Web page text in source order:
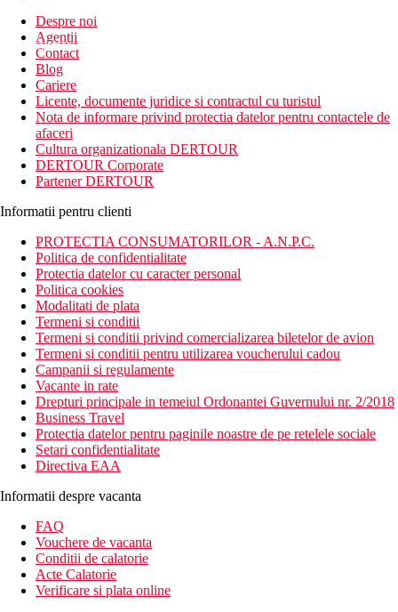
newsletter!
Despre noi
Agentii
Contact
Blog
Cariere
Licente, documente juridice si contractul cu turistul
Nota de informare privind protectia datelor pentru contactele de
afaceri
Cultura organizationala DERTOUR
DERTOUR Corporate
Partener DERTOUR
Informatii pentru clienti
PROTECTIA CONSUMATORILOR - A.N.P.C.
Politica de confidentialitate
Protectia datelor cu caracter personal
Politica cookies
Modalitati de plata
Termeni si conditii
Termeni si conditii privind comercializarea biletelor de avion
Termeni si conditii pentru utilizarea voucherului cadou
Campanii si regulamente
Vacante in rate
Drepturi principale in temeiul Ordonantei Guvernului nr. 2/2018
Business Travel
Protectia datelor pentru paginile noastre de pe retelele sociale
Setari confidentialitate
Directiva EAA
Informatii despre vacanta
FAQ
Vouchere de vacanta
Conditii de calatorie
Acte Calatorie
Verificare si plata online